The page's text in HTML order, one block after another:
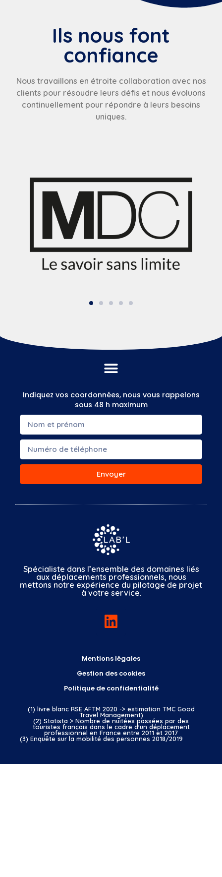
Ils nous font
confiance
Nous travaillons en étroite collaboration avec nos
clients pour résoudre leurs défis et nous évoluons
continuellement pour répondre à leurs besoins
uniques.
Indiquez vos coordonnées, nous vous rappelons
sous 48 h maximum
Envoyer
Spécialiste dans l’ensemble des domaines liés
aux déplacements professionnels, nous
mettons notre expérience du pilotage de projet
à votre service.
Mentions légales
Gestion des cookies
Politique de confidentialité
(1) livre blanc RSE AFTM 2020 -> estimation TMC Good
Travel Management)
(2) Statista > Nombre de nuitées passées par des
touristes français dans le cadre d'un déplacement
professionnel en France entre 2011 et 2017
(3) Enquête sur la mobilité des personnes 2018/2019